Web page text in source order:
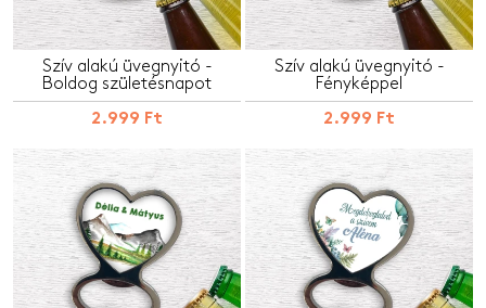
Szív alakú üvegnyitó -
Boldog születésnapot
2.999 Ft
Szív alakú üvegnyitó -
Fényképpel
2.999 Ft